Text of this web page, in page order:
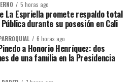
5 horas ago
La Espriella promete respaldo total
Pública durante su posesión en Cali
6 horas ago
a Honorio Henríquez: dos
de una familia en la Presidencia